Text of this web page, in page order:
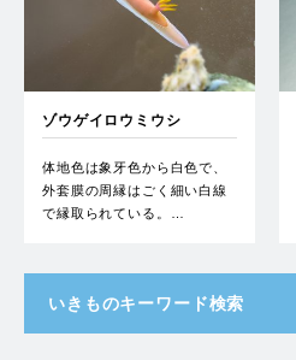
ゾウゲイロウミウシ
体地色は象牙色から白色で、
外套膜の周縁はごく細い白線
で縁取られている。…
いきものキーワード検索